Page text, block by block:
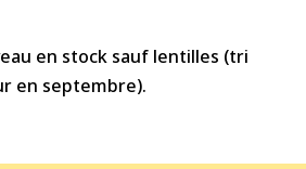
en stock sauf lentilles (tri
en septembre).